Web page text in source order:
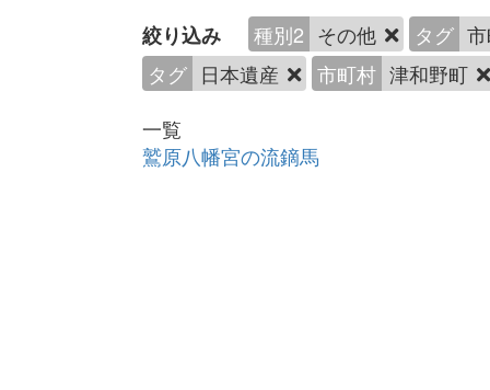
絞り込み 種別2 その他 タグ
タグ 日本遺産 市町村 津和野町
一覧
鷲原八幡宮の流鏑馬